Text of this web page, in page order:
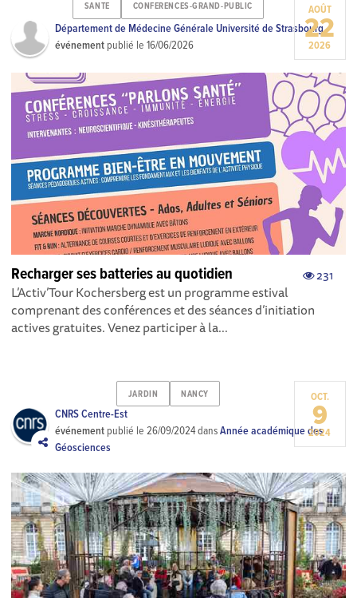
SANTE CONFERENCES-GRAND-PUBLIC
Département de Médecine Générale Université de Strasbourg
événement publié le16/06/2026
AOÛT
22
2026
231
Recharger ses batteries au quotidien
L’Activ’Tour Kochersberg est un programme estival
comprenant des conférences et des séances d’initiation
actives gratuites. Venez participer à la...
JARDIN NANCY
CNRS Centre-Est
événement publié le26/09/2024dansAnnée académique des
Géosciences
OCT.
9
2024